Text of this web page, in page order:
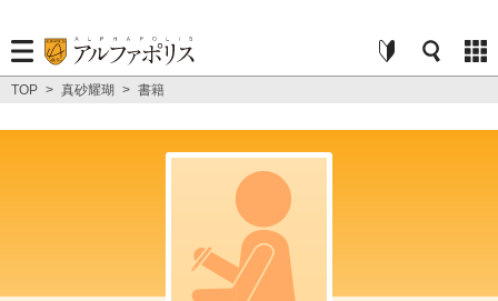
TOP > 真砂耀瑚 > 書籍